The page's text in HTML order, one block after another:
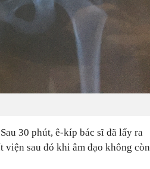
30 phút, ê-kíp bác sĩ đã lấy ra
viện sau đó khi âm đạo không còn